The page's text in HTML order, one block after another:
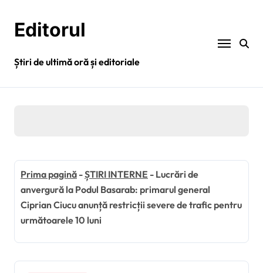
conținutEditorul
Știri de ultimă oră și editoriale
Prima pagină -ȘTIRI INTERNE - Lucrări de
anvergură la Podul Basarab: primarul general
Ciprian Ciucu anunță restricții severe de trafic pentru
următoarele 10 luni